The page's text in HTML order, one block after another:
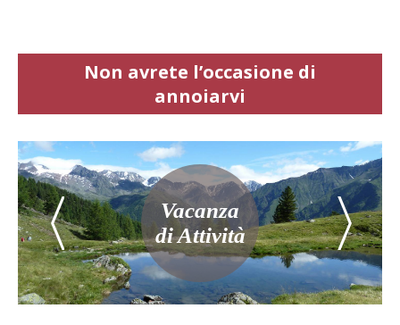
Non avrete l’occasione di
annoiarvi
Vacanza
di Attività